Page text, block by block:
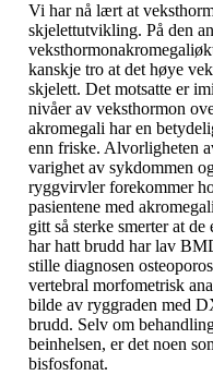
Vi har nå lært at
skjelettutvikling. På den
kanskje tro at det høye
skjelett. Det motsatte er
nivåer av veksthormon
akromegali har en
enn friske. Alvorligheten
varighet av sykdommen
ryggvirvler forekommer
pasientene med
gitt så sterke smerter at
har hatt brudd har lav
stille diagnosen
vertebral morfometrisk
bilde av ryggraden med
brudd. Selv om
beinhelsen, er det noen
bisfosfonat.